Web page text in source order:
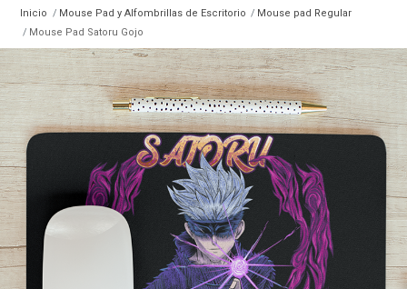
Inicio Mouse Pad y Alfombrillas de Escritorio
Mouse pad Regular
Mouse Pad Satoru Gojo